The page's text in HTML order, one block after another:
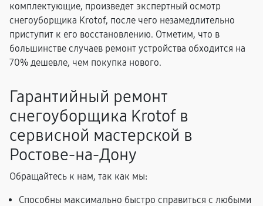
комплектующие, произведет экспертный осмотр
снегоуборщика Krotof, после чего незамедлительно
приступит к его восстановлению. Отметим, что в
большинстве случаев ремонт устройства обходится на
70% дешевле, чем покупка нового.
Гарантийный ремонт
снегоуборщика Krotof в
сервисной мастерской в
Ростове-на-Дону
Обращайтесь к нам, так как мы:
Способны максимально быстро справиться с любыми